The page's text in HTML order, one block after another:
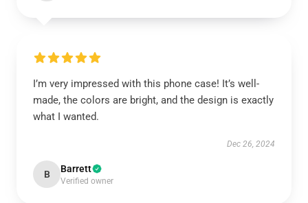
I’m very impressed with this phone case! It’s well-
made, the colors are bright, and the design is exactly
what I wanted.
Dec 26, 2024
B Barrett
Verified owner